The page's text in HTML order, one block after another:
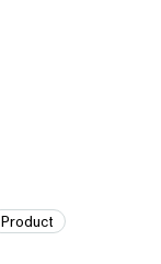
Product